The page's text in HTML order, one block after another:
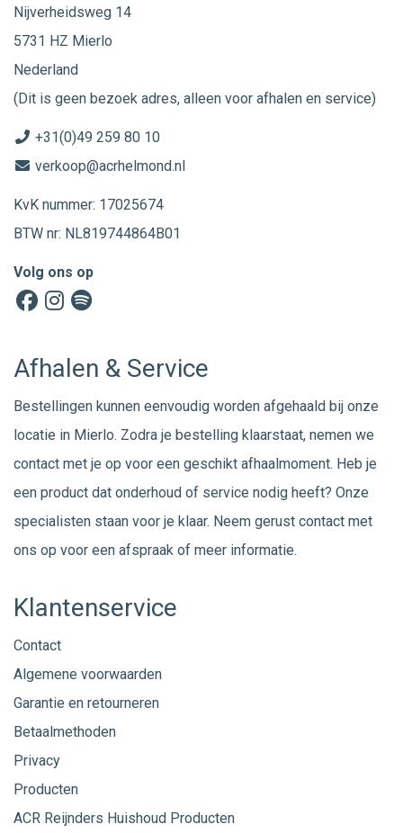
Nijverheidsweg 14
5731 HZ Mierlo
Nederland
(Dit is geen bezoek adres, alleen voor afhalen en service)
+31(0)49 259 80 10
verkoop@acrhelmond.nl
KvK nummer: 17025674
BTW nr: NL819744864B01
Volg ons op
Afhalen & Service
Bestellingen kunnen eenvoudig worden afgehaald bij onze
locatie in Mierlo. Zodra je bestelling klaarstaat, nemen we
contact met je op voor een geschikt afhaalmoment. Heb je
een product dat onderhoud of service nodig heeft? Onze
specialisten staan voor je klaar. Neem gerust contact met
ons op voor een afspraak of meer informatie.
Klantenservice
Contact
Algemene voorwaarden
Garantie en retourneren
Betaalmethoden
Privacy
Producten
ACR Reijnders Huishoud Producten